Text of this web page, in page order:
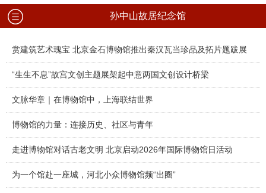
孙中山故居纪念馆
赏建筑艺术瑰宝 北京金石博物馆推出秦汉瓦当珍品及拓片题跋展
“生生不息”故宫文创主题展架起中意两国文创设计桥梁
文脉华章｜在博物馆中，上海联结世界
博物馆的力量：连接历史、社区与青年
走进博物馆对话古老文明 北京启动2026年国际博物馆日活动
为一个馆赴一座城，河北小众博物馆频“出圈”